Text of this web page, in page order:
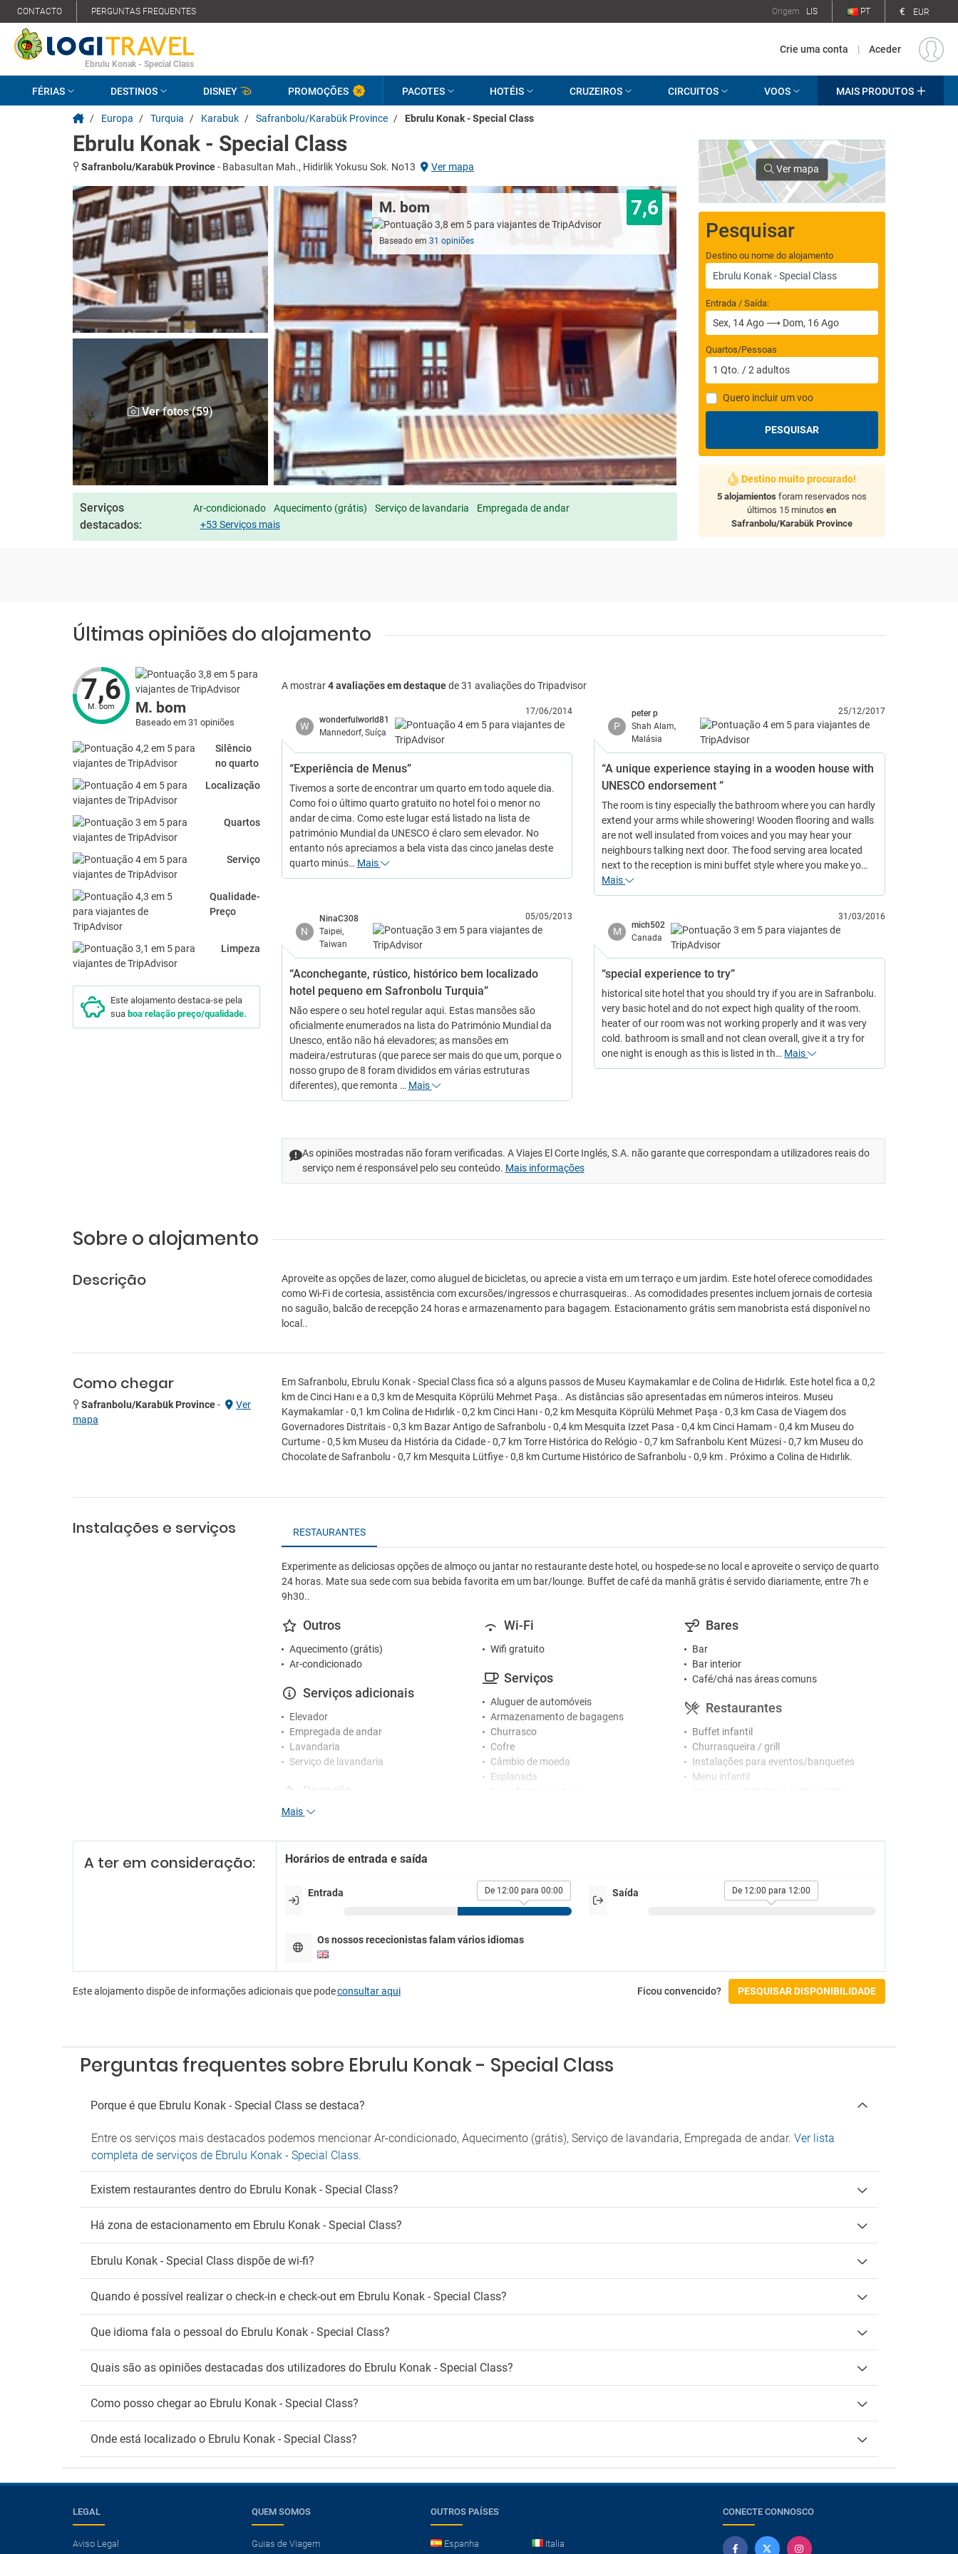
CONTACTO PERGUNTAS FREQUENTES Origem LIS PT € EUR
Ebrulu Konak - Special Class
Crie uma conta | Aceder
FÉRIAS DESTINOS DISNEY PROMOÇÕES PACOTES HOTÉIS CRUZEIROS CIRCUITOS VOOS MAIS PRODUTOS
/ Europa / Turquia / Karabuk / Safranbolu/Karabük Province / Ebrulu Konak - Special Class
Ebrulu Konak - Special Class
Safranbolu/Karabük Province- Babasultan Mah., Hidirlik Yokusu Sok. No13 Ver mapa
Ver fotos (59)
M. bom 7,6
Baseado em31 opiniões
Serviços
destacados:
Ar-condicionado Aquecimento (grátis) Serviço de lavandaria
Empregada de andar
+53 Serviços mais
Ver mapa
Pesquisar
Destino ou nome do alojamento
Entrada / Saída:
Quartos/Pessoas
1 Qto. /2 adultos
Quero incluir um voo
PESQUISAR
Destino muito procurado!
5 alojamientos foram reservados nos
últimos 15 minutosen
Safranbolu/Karabük Province
Últimas opiniões do alojamento
7,6
M. bom M. bom
Baseado em 31 opiniões
Silêncio
no quarto
Localização
Quartos
Serviço
Qualidade-
Preço
Limpeza
Este alojamento destaca-se pela
sua boa relação preço/qualidade.
A mostrar4 avaliações em destaquede 31 avaliações do Tripadvisor
W
wonderfulworld81
Mannedorf, Suíça
17/06/2014
“Experiência de Menus”
Tivemos a sorte de encontrar um quarto em todo aquele dia.
Como foi o último quarto gratuito no hotel foi o menor no
andar de cima. Como este lugar está listado na lista de
património Mundial da UNESCO é claro sem elevador. No
entanto nós apreciamos a bela vista das cinco janelas deste
quarto minús… Mais
P
peter p
Shah Alam,
Malásia
25/12/2017
“A unique experience staying in a wooden house with
UNESCO endorsement ”
The room is tiny especially the bathroom where you can hardly
extend your arms while showering! Wooden flooring and walls
are not well insulated from voices and you may hear your
neighbours talking next door. The food serving area located
next to the reception is mini buffet style where you make yo…
Mais
N
NinaC308
Taipei,
Taiwan
05/05/2013
“Aconchegante, rústico, histórico bem localizado
hotel pequeno em Safronbolu Turquia”
Não espere o seu hotel regular aqui. Estas mansões são
oficialmente enumerados na lista do Património Mundial da
Unesco, então não há elevadores; as mansões em
madeira/estruturas (que parece ser mais do que um, porque o
nosso grupo de 8 foram divididos em várias estruturas
diferentes), que remonta … Mais
M
mich502
Canada
31/03/2016
“special experience to try”
historical site hotel that you should try if you are in Safranbolu.
very basic hotel and do not expect high quality of the room.
heater of our room was not working properly and it was very
cold. bathroom is small and not clean overall, give it a try for
one night is enough as this is listed in th… Mais
As opiniões mostradas não foram verificadas. A Viajes El Corte Inglés, S.A. não garante que correspondam a utilizadores reais do
serviço nem é responsável pelo seu conteúdo. Mais informações
Sobre o alojamento
Descrição
Aproveite as opções de lazer, como aluguel de bicicletas, ou aprecie a vista em um terraço e um jardim. Este hotel oferece comodidades
como Wi-Fi de cortesia, assistência com excursões/ingressos e churrasqueiras.. As comodidades presentes incluem jornais de cortesia
no saguão, balcão de recepção 24 horas e armazenamento para bagagem. Estacionamento grátis sem manobrista está disponível no
local..
Como chegar
Safranbolu/Karabük Province-
Ver
mapa
Em Safranbolu, Ebrulu Konak - Special Class fica só a alguns passos de Museu Kaymakamlar e de Colina de Hıdırlık. Este hotel fica a 0,2
km de Cinci Hanı e a 0,3 km de Mesquita Köprülü Mehmet Paşa.. As distâncias são apresentadas em números inteiros. Museu
Kaymakamlar - 0,1 km Colina de Hıdırlık - 0,2 km Cinci Hanı - 0,2 km Mesquita Köprülü Mehmet Paşa - 0,3 km Casa de Viagem dos
Governadores Distritais - 0,3 km Bazar Antigo de Safranbolu - 0,4 km Mesquita Izzet Pasa - 0,4 km Cinci Hamam - 0,4 km Museu do
Curtume - 0,5 km Museu da História da Cidade - 0,7 km Torre Histórica do Relógio - 0,7 km Safranbolu Kent Müzesi - 0,7 km Museu do
Chocolate de Safranbolu - 0,7 km Mesquita Lütfiye - 0,8 km Curtume Histórico de Safranbolu - 0,9 km . Próximo a Colina de Hıdırlık.
Instalações e serviços RESTAURANTES
Experimente as deliciosas opções de almoço ou jantar no restaurante deste hotel, ou hospede-se no local e aproveite o serviço de quarto
24 horas. Mate sua sede com sua bebida favorita em um bar/lounge. Buffet de café da manhã grátis é servido diariamente, entre 7h e
9h30..
Outros
Aquecimento (grátis)
Ar-condicionado
Serviços adicionais
Elevador
Empregada de andar
Lavandaria
Serviço de lavandaria
Receção 24 horas
Estacionamento
próximo
Transporte shuttle
Fumadores
Wi-Fi
Wifi gratuito
Serviços
Aluguer de automóveis
Armazenamento de bagagens
Churrasco
Cofre
Câmbio de moeda
Esplanada
Registo de entrada / saída privado
Sala de reuniões
Serviço de quartos
Venda de excursões
Serviço de babysitting
Bares
Bar
Bar interior
Café/chá nas áreas comuns
Restaurantes
Buffet infantil
Churrasqueira / grill
Instalações para eventos/banquetes
Menu infantil
Check-in/Check-out
Mais
A ter em consideração: Horários de entrada e saída
Entrada De 12:00 para 00:00 Saída De 12:00 para 12:00
Os nossos rececionistas falam vários idiomas
Este alojamento dispõe de informações adicionais que podeconsultar aqui Ficou convencido? PESQUISAR DISPONIBILIDADE
Perguntas frequentes sobre Ebrulu Konak - Special Class
Porque é que Ebrulu Konak - Special Class se destaca?
Entre os serviços mais destacados podemos mencionar Ar-condicionado, Aquecimento (grátis), Serviço de lavandaria, Empregada de andar. Ver lista
completa de serviços de Ebrulu Konak - Special Class.
Existem restaurantes dentro do Ebrulu Konak - Special Class?
Há zona de estacionamento em Ebrulu Konak - Special Class?
Ebrulu Konak - Special Class dispõe de wi-fi?
Quando é possível realizar o check-in e check-out em Ebrulu Konak - Special Class?
Que idioma fala o pessoal do Ebrulu Konak - Special Class?
Quais são as opiniões destacadas dos utilizadores do Ebrulu Konak - Special Class?
Como posso chegar ao Ebrulu Konak - Special Class?
Onde está localizado o Ebrulu Konak - Special Class?
LEGAL
Aviso Legal
QUEM SOMOS
Guias de Viagem
OUTROS PAÍSES
Espanha Italia
CONECTE CONNOSCO